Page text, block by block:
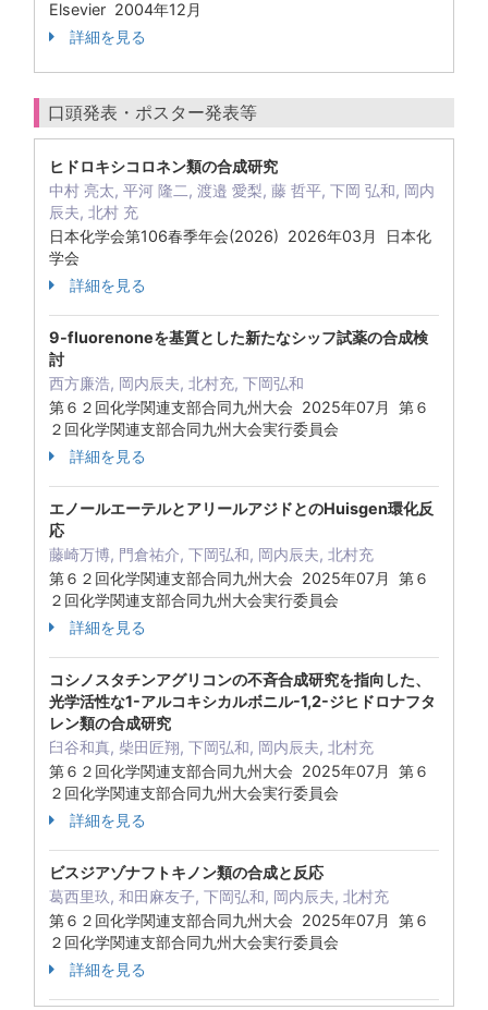
Elsevier 2004年12月
詳細を見る
口頭発表・ポスター発表等
ヒドロキシコロネン類の合成研究
中村 亮太, 平河 隆二, 渡邉 愛梨, 藤 哲平, 下岡 弘和, 岡内
辰夫, 北村 充
日本化学会第106春季年会(2026) 2026年03月 日本化
学会
詳細を見る
9-fluorenoneを基質とした新たなシッフ試薬の合成検
討
西方廉浩, 岡内辰夫, 北村充, 下岡弘和
第６２回化学関連支部合同九州大会 2025年07月 第６
２回化学関連支部合同九州大会実行委員会
詳細を見る
エノールエーテルとアリールアジドとのHuisgen環化反
応
藤崎万博, 門倉祐介, 下岡弘和, 岡内辰夫, 北村充
第６２回化学関連支部合同九州大会 2025年07月 第６
２回化学関連支部合同九州大会実行委員会
詳細を見る
コシノスタチンアグリコンの不斉合成研究を指向した、
光学活性な1-アルコキシカルボニル-1,2-ジヒドロナフタ
レン類の合成研究
臼谷和真, 柴田匠翔, 下岡弘和, 岡内辰夫, 北村充
第６２回化学関連支部合同九州大会 2025年07月 第６
２回化学関連支部合同九州大会実行委員会
詳細を見る
ビスジアゾナフトキノン類の合成と反応
葛西里玖, 和田麻友子, 下岡弘和, 岡内辰夫, 北村充
第６２回化学関連支部合同九州大会 2025年07月 第６
２回化学関連支部合同九州大会実行委員会
詳細を見る